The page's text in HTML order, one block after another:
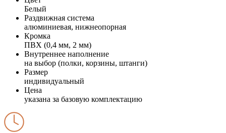
Белый
Раздвижная система
алюминиевая, нижнеопорная
Кромка
ПВХ (0,4 мм, 2 мм)
Внутреннее наполнение
на выбор (полки, корзины, штанги)
Размер
индивидуальный
Цена
указана за базовую комплектацию